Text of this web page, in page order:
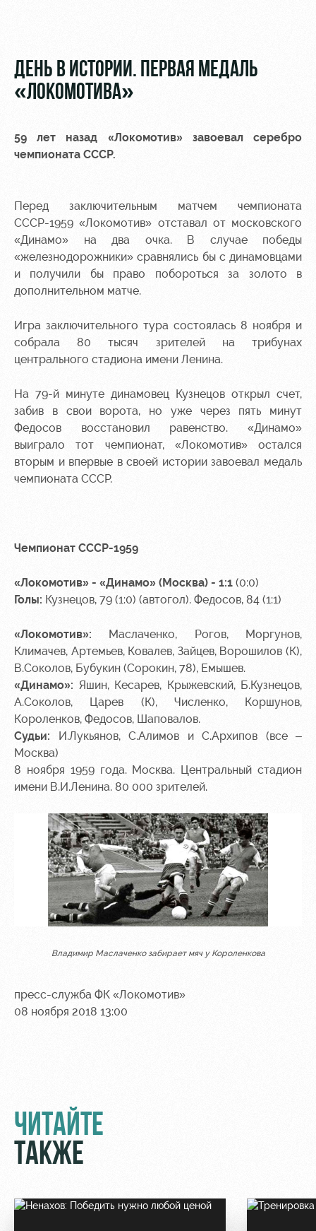
МГН
РЖД
Организация
мероприятий
полей
Аренда
Ледовый
спортом
Локо
Локо-Лето
Академия
Как
поступить
Контакты
Банковская
карта
«Локомотив»
Заставки
Карта
болельщика
лояльности
Информация
для
болельщиков
МГН
ДЕНЬ В ИСТОРИИ. ПЕРВАЯ МЕДАЛЬ
«ЛОКОМОТИВА»
59 лет назад «Локомотив» завоевал серебро
чемпионата СССР.
Перед заключительным матчем чемпионата
СССР-1959 «Локомотив» отставал от московского
«Динамо» на два очка. В случае победы
«железнодорожники» сравнялись бы с динамовцами
и получили бы право побороться за золото в
дополнительном матче.
Игра заключительного тура состоялась 8 ноября и
собрала 80 тысяч зрителей на трибунах
центрального стадиона имени Ленина.
На 79-й минуте динамовец Кузнецов открыл счет,
забив в свои ворота, но уже через пять минут
Федосов восстановил равенство. «Динамо»
выиграло тот чемпионат, «Локомотив» остался
вторым и впервые в своей истории завоевал медаль
чемпионата СССР.
Чемпионат СССР-1959
«Локомотив» - «Динамо» (Москва) - 1:1 (0:0)
Голы: Кузнецов, 79 (1:0) (автогол). Федосов, 84 (1:1)
«Локомотив»: Маслаченко, Рогов, Моргунов,
Климачев, Артемьев, Ковалев, Зайцев, Ворошилов (К),
В.Соколов, Бубукин (Сорокин, 78), Емышев.
«Динамо»: Яшин, Кесарев, Крыжевский, Б.Кузнецов,
А.Соколов, Царев (К), Численко, Коршунов,
Короленков, Федосов, Шаповалов.
Судьи: И.Лукьянов, С.Алимов и С.Архипов (все –
Москва)
8 ноября 1959 года. Москва. Центральный стадион
имени В.И.Ленина. 80 000 зрителей.
Владимир Маслаченко забирает мяч у Короленкова
пресс-служба ФК «Локомотив»
08 ноября 2018 13:00
ЧИТАЙТЕ
ТАКЖЕ